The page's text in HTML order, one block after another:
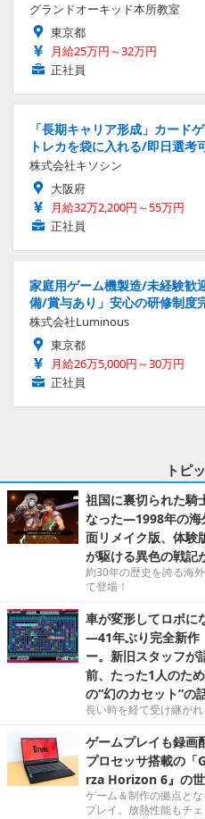
グランドオーキッド本所教室
東京都
月給25万円～32万円
正社員
「長期キャリア形成」カード
トレカを袋に入れる/即日選考
株式会社キソシン
大阪府
月給32万2,200円～55万円
正社員
家庭用ゲーム機製造/未経験歓
備/賞与あり」安心の研修制度
株式会社Luminous
東京都
月給26万5,000円～30万円
正社員
トピ
祖国に裏切られた騎
なった―1998年の海
面リメイク版、体験
が駆ける異色の戦記
約30年の歴史を誇る海
て登場！
車が変形してロボに
―41年ぶり完全新作
ー。新旧スタッフが
前、たった1人のた
の“幻のカセット”の
長い時を経て受け継が
ゲームプレイも録
プロセッサ搭載の「
rza Horizon 6』の
ゲーム＆制作の拠点と
プレイ。放熱性能もチェ